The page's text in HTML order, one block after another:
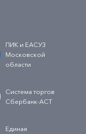
ПИК и ЕАСУЗ
Московской
области
Система торгов
Сбербанк-АСТ
Единая